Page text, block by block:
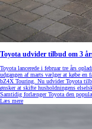
Toyota udvider tilbud om 3
Toyota lancerede i februar tre års
udgangen af marts vælger at købe
bZ4X Touring. Nu udvider Toyota
ønsker at skifte husholdningens
Samtidig forlænger Toyota den
Læs mere